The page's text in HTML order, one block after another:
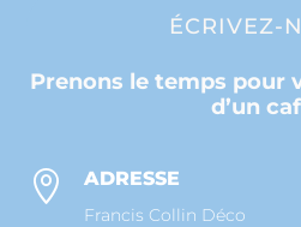
ÉCRIVEZ-
Prenons le temps pour
d’un
 ADRESSE
Francis Collin Déco